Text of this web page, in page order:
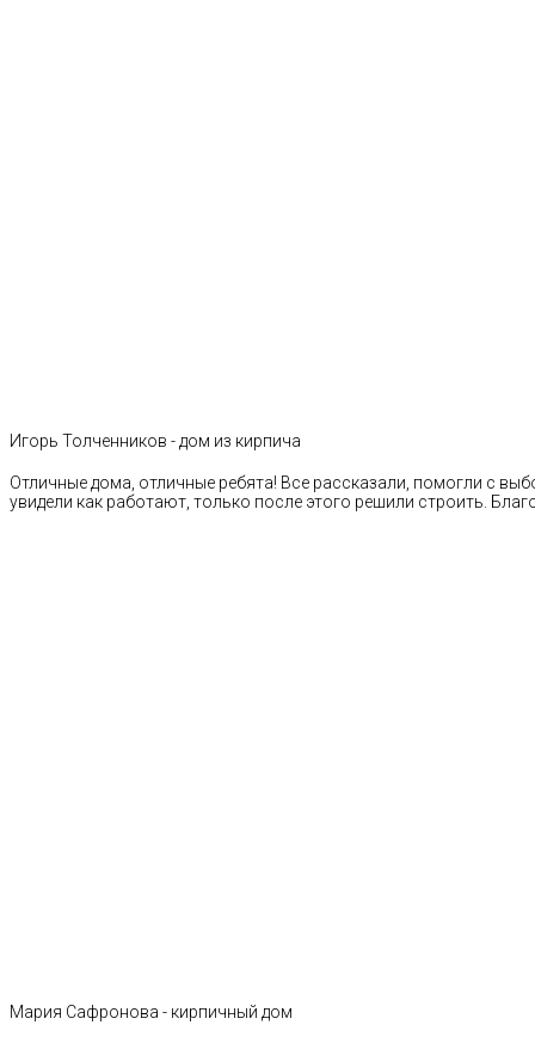
Игорь Толченников - дом из кирпича
Отличные дома, отличные ребята! Все рассказали, помогли с
увидели как работают, только после этого решили строить.
Мария Сафронова - кирпичный дом